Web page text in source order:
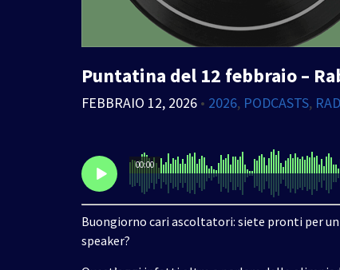
Puntatina del 12 febbraio –
FEBBRAIO 12, 2026 • 2026, PODCASTS,
00:00
Buongiorno cari ascoltatori: siete pronti per
speaker?